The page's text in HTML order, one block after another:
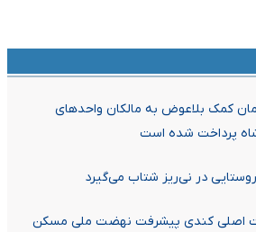
تومان کمک بلاعوض به مالکان واحدهای
پرداخت شده است
در نی‌ریز شتاب می‌گیرد
اصلی کندی پیشرفت نهضت ملی مسکن